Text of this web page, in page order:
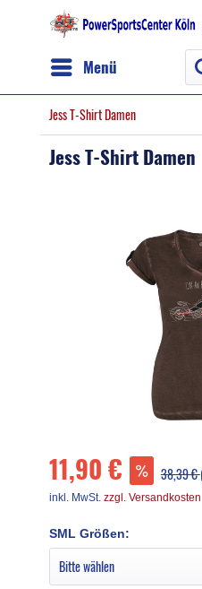
Menü
Jess T-Shirt Damen
Jess T-Shirt Damen
11,90 € 38,39 €
inkl. MwSt. zzgl. Versandkosten
SML Größen: